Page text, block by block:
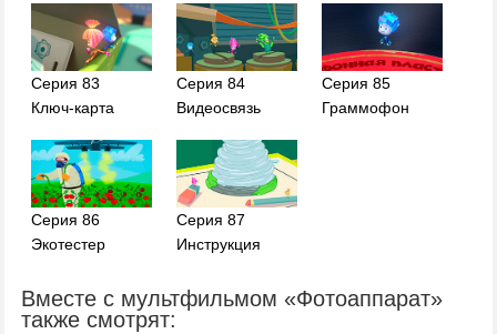
Серия 83
Ключ-карта
Серия 84
Видеосвязь
Серия 85
Граммофон
Серия 86
Экотестер
Серия 87
Инструкция
Вместе с мультфильмом «Фотоаппарат»
также смотрят: